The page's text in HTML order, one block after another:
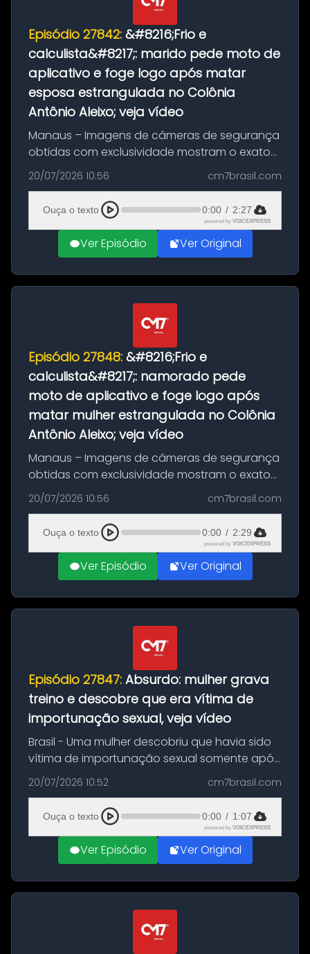
Episódio 27842: &#8216;Frio e
calculista&#8217;: marido pede moto de
aplicativo e foge logo após matar
esposa estrangulada no Colônia
Antônio Aleixo; veja vídeo
Manaus – Imagens de câmeras de segurança
obtidas com exclusividade mostram o exato
momento da fuga do principal suspeito da
morte de Larissa Araújo, de 28 anos. O crime
ocorreu na noite deste último d...
20/07/2026 10:56 cm7brasil.com
Ouça o texto 0:00 / 2:27
powered by VOICEXPRESS
Ver Episódio Ver Original
Episódio 27848: &#8216;Frio e
calculista&#8217;: namorado pede
moto de aplicativo e foge logo após
matar mulher estrangulada no Colônia
Antônio Aleixo; veja vídeo
Manaus – Imagens de câmeras de segurança
obtidas com exclusividade mostram o exato
momento da fuga do principal suspeito da
morte de Larissa Araújo, de 28 anos. O crime
ocorreu na noite deste último d...
20/07/2026 10:56 cm7brasil.com
Ouça o texto 0:00 / 2:29
powered by VOICEXPRESS
Ver Episódio Ver Original
Episódio 27847: Absurdo: mulher grava
treino e descobre que era vítima de
importunação sexual, veja vídeo
Brasil - Uma mulher descobriu que havia sido
vítima de importunação sexual somente após
assistir a um vídeo que gravou enquanto
treinava na academia de um condomínio em
Feira de Santana, na Bahia. O c...
20/07/2026 10:52 cm7brasil.com
Ouça o texto 0:00 / 1:07
powered by VOICEXPRESS
Ver Episódio Ver Original